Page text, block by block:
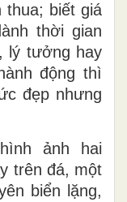
thua; biết giá
thời gian
lý tưởng hay
động thì
đẹp nhưng
ảnh hai
trên đá, một
biển lặng,